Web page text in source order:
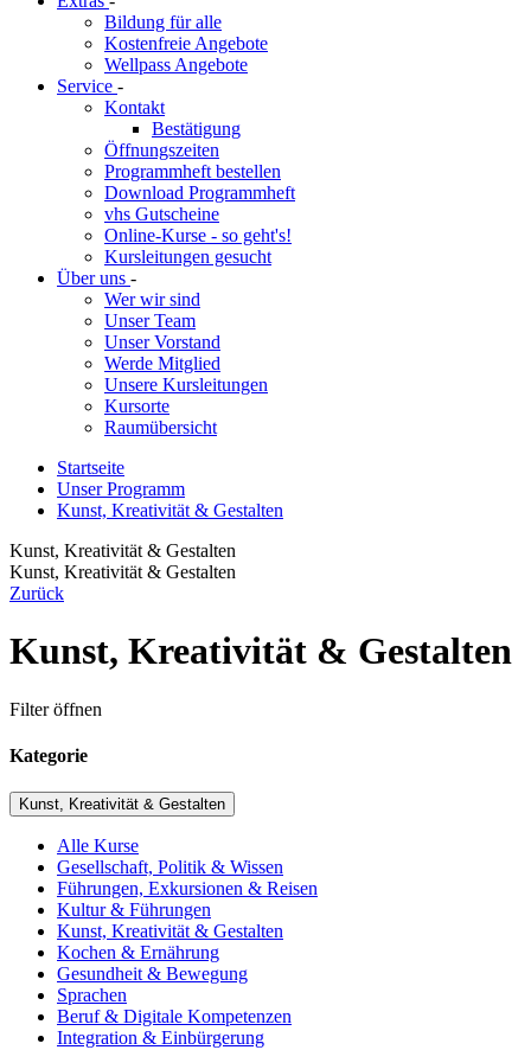
Bildung für alle
Kostenfreie Angebote
Wellpass Angebote
Service -
Kontakt
Bestätigung
Öffnungszeiten
Programmheft bestellen
Download Programmheft
vhs Gutscheine
Online-Kurse - so geht's!
Kursleitungen gesucht
Über uns -
Wer wir sind
Unser Team
Unser Vorstand
Werde Mitglied
Unsere Kursleitungen
Kursorte
Raumübersicht
Startseite
Unser Programm
Kunst, Kreativität & Gestalten
Kunst, Kreativität & Gestalten
Kunst, Kreativität & Gestalten
Zurück
Kunst, Kreativität & Gestalten
Filter öffnen
Kategorie
Kunst, Kreativität & Gestalten
Alle Kurse
Gesellschaft, Politik & Wissen
Führungen, Exkursionen & Reisen
Kultur & Führungen
Kunst, Kreativität & Gestalten
Kochen & Ernährung
Gesundheit & Bewegung
Sprachen
Beruf & Digitale Kompetenzen
Integration & Einbürgerung